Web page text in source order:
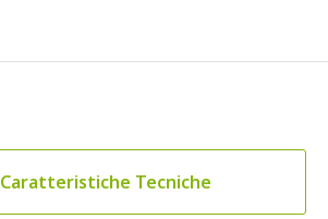
Caratteristiche Tecniche